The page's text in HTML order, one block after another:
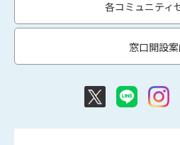
各コミュニティ
窓口開設